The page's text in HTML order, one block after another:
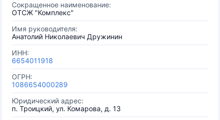
Сокращенное наименование:
ОТСЖ "Комплекс"
Имя руководителя:
Анатолий Николаевич Дружинин
ИНН:
6654011918
ОГРН:
1086654000289
Юридический адрес:
п. Троицкий, ул. Комарова, д. 13